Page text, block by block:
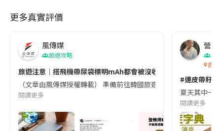
更多真實評價
風傳媒
旅遊攻略
旅遊注意｜搭飛機帶尿袋標明mAh都會被沒收😱出發前切記檢查
（文章由風傳媒授權轉載） 準備前往韓國旅遊的民眾，近期要
閱讀更多
營養
香港
#連皮帶籽
夏天其中一
閱讀更多